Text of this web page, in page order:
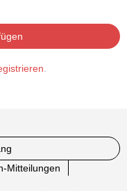
Mitteilungen